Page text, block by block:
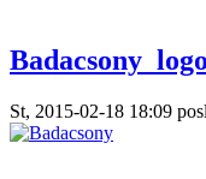
Badacsony_logo
St, 2015-02-18 18:09